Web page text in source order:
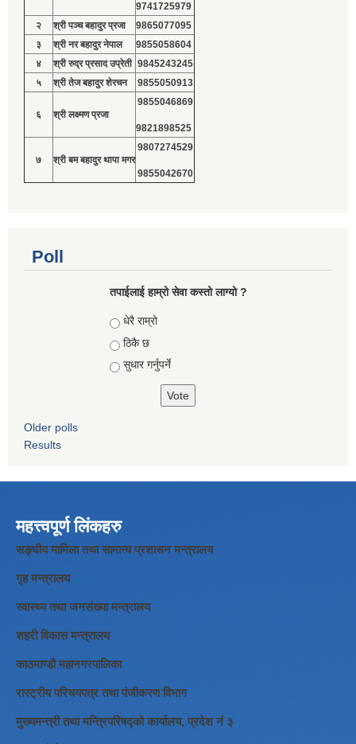
9741725979
२
श्री पञ्च बहादुर प्रजा
9865077095
३
श्री नर बहादुर नेपाल
9855058604
४
श्री रुद्र प्रसाद उप्रेती 9845243245
५
श्री तेज बहादुर शेरचन 9855050913
६ श्री लक्ष्मण प्रजा
9855046869
9821898525
७ श्री बम बहादुर थापा मगर
9807274529
9855042670
Poll
तपाईलाई हाम्रो सेवा कस्तो लाग्यो ?
Choices
धेरै राम्रो
ठिकै छ
सुधार गर्नुपर्ने
Older polls
Results
महत्त्वपूर्ण लिंकहरु
सङ्घीय मामिला तथा सामान्य प्रशासन मन्त्रालय
गृह मन्त्रालय
स्वास्थ्य तथा जनसंख्या मन्त्रालय
शहरी विकास मन्त्रालय
काठमाण्डौ महानगरपालिका
रास्ट्रीय परिचयपत्र तथा पंजीकरण विभाग
मुख्यमन्त्री तथा मन्त्रिपरिषद्को कार्यालय, प्रदेश नं ३